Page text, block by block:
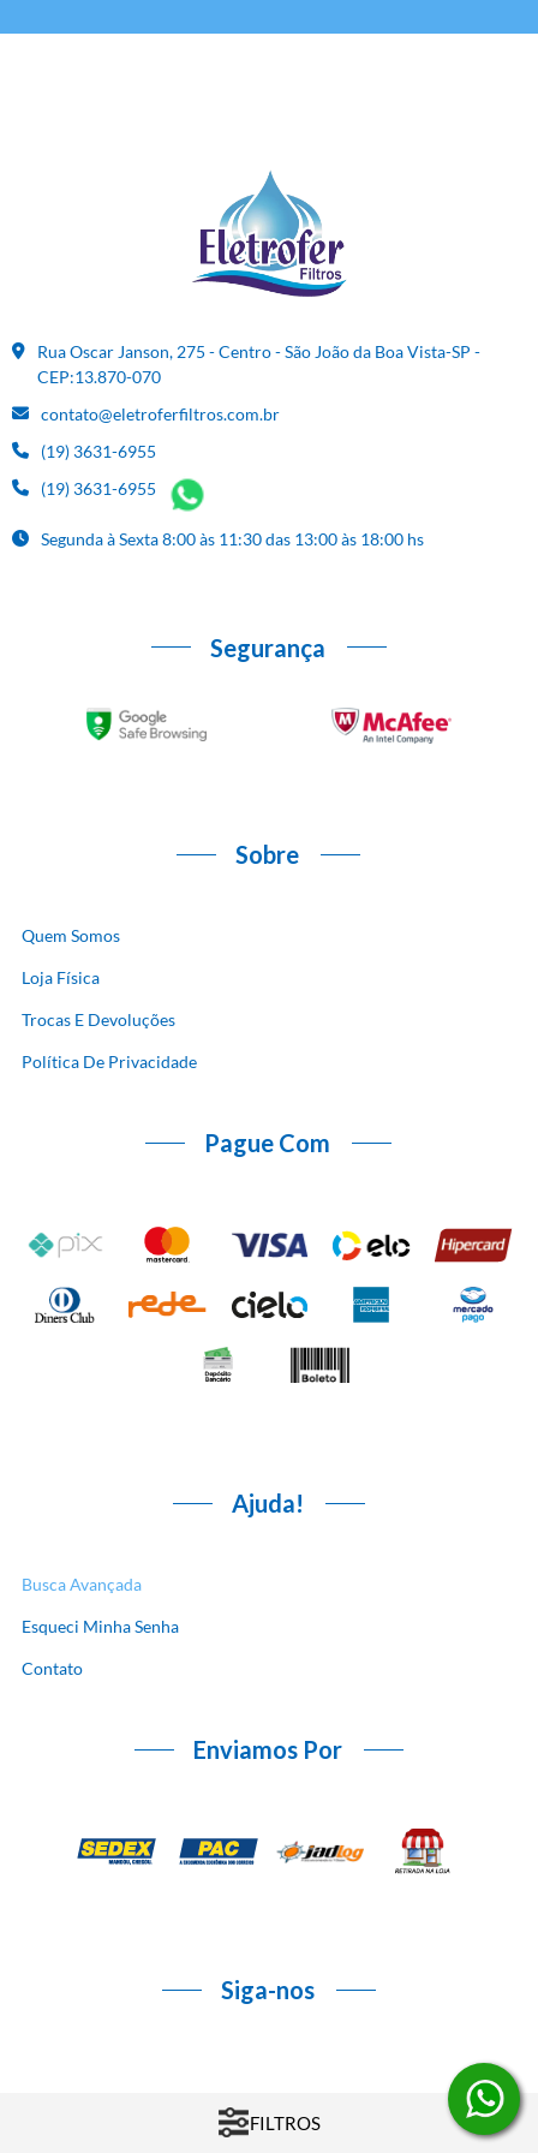
FILTROS
Rua Oscar Janson, 275 - Centro - São João da Boa Vista-SP -
CEP:13.870-070
contato@eletroferfiltros.com.br
(19) 3631-6955
(19) 3631-6955
Segunda à Sexta 8:00 às 11:30 das 13:00 às 18:00 hs
Segurança
Sobre
Quem Somos
Loja Física
Trocas E Devoluções
Política De Privacidade
Pague Com
Ajuda!
Busca Avançada
Esqueci Minha Senha
Contato
Enviamos Por
Siga-nos